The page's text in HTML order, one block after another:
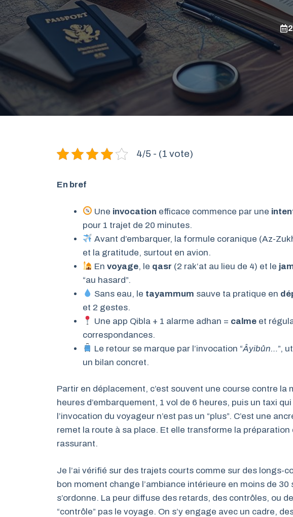
4/5 - (1 vote)
En bref
Une invocation efficace commence par une
pour 1 trajet de 20 minutes.
Avant d’embarquer, la formule coranique (Az-
et la gratitude, surtout en avion.
Envoyage, le qasr (2 rak‘at au lieu de 4) et le
“au hasard”.
Sans eau, le tayammum sauve ta pratique en
et 2 gestes.
Une app Qibla + 1 alarme adhan = calme et
correspondances.
Le retour se marque par l’invocation “Âyibûn…”,
un bilan concret.
Partir en déplacement, c’est souvent une course contre la
heures d’embarquement, 1 vol de 6 heures, puis un taxi
l’invocation du voyageur n’est pas un “plus”. C’est une
remet la route à sa place. Et elle transforme la
rassurant.
Je l’ai vérifié sur des trajets courts comme sur des longs-
bon moment change l’ambiance intérieure en moins de
s’ordonne. La peur diffuse des retards, des contrôles, ou
“contrôle” pas le voyage. On s’y engage avec un cadre,